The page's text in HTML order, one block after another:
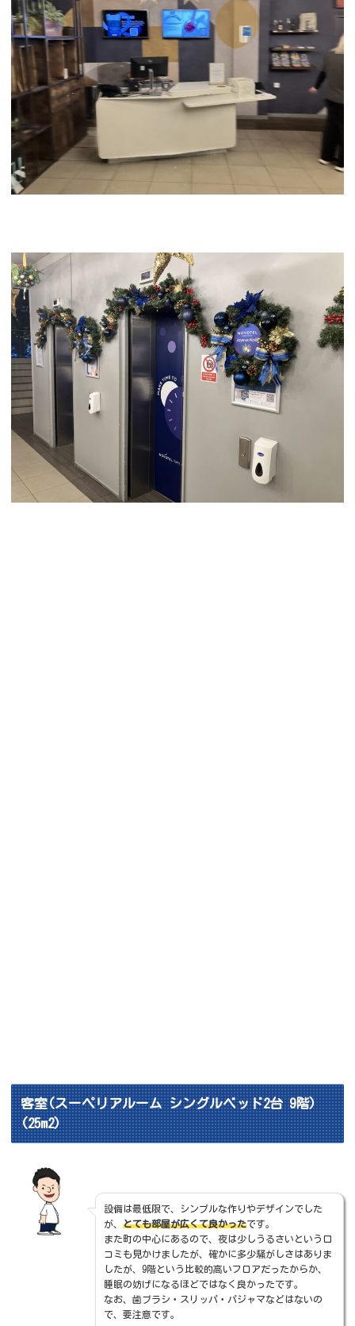
客室(スーペリアルーム シングルベッド2台 9階)
(25m2)
設備は最低限で、シンプルな作りやデザインでした
が、 とても部屋が広くて良かったです。
また町の中心にあるので、夜は少しうるさいという口
コミも見かけましたが、確かに多少騒がしさはありま
したが、9階という比較的高いフロアだったからか、
睡眠の妨げになるほどではなく良かったです。
なお、歯ブラシ・スリッパ・パジャマなどはないの
で、要注意です。